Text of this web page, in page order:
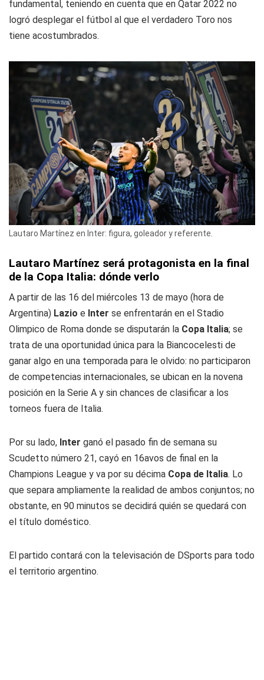
fundamental, teniendo en cuenta que en Qatar 2022 no
logró desplegar el fútbol al que el verdadero Toro nos
tiene acostumbrados.
Lautaro Martínez en Inter: figura, goleador y referente.
Lautaro Martínez será protagonista en la final
de la Copa Italia: dónde verlo
A partir de las 16 del miércoles 13 de mayo (hora de
Argentina) Lazio e Inter se enfrentarán en el Stadio
Olimpico de Roma donde se disputarán la Copa Italia; se
trata de una oportunidad única para la Biancocelesti de
ganar algo en una temporada para le olvido: no participaron
de competencias internacionales, se ubican en la novena
posición en la Serie A y sin chances de clasificar a los
torneos fuera de Italia.
Por su lado, Inter ganó el pasado fin de semana su
Scudetto número 21, cayó en 16avos de final en la
Champions League y va por su décima Copa de Italia. Lo
que separa ampliamente la realidad de ambos conjuntos; no
obstante, en 90 minutos se decidirá quién se quedará con
el título doméstico.
El partido contará con la televisación de DSports para todo
el territorio argentino.